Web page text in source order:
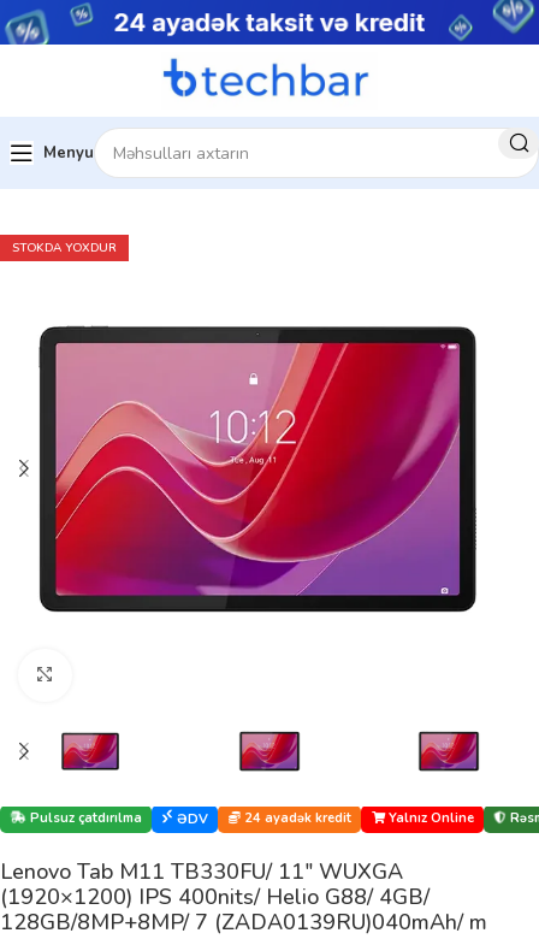
Menyu
Ev Tablet və Planşetlər Android Tablet
STOKDA YOXDUR
Pulsuz çatdırılma ƏDV 24 ayadək kredit Yalnız Online
Lenovo Tab M11 TB330FU/ 11″ WUXGA
(1920×1200) IPS 400nits/ Helio G88/ 4GB/
128GB/8MP+8MP/ 7 (ZADA0139RU)040mAh/ m